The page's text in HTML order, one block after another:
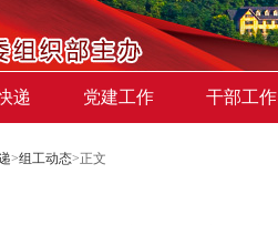
递 党建工作 干部工作
>组工动态>正文